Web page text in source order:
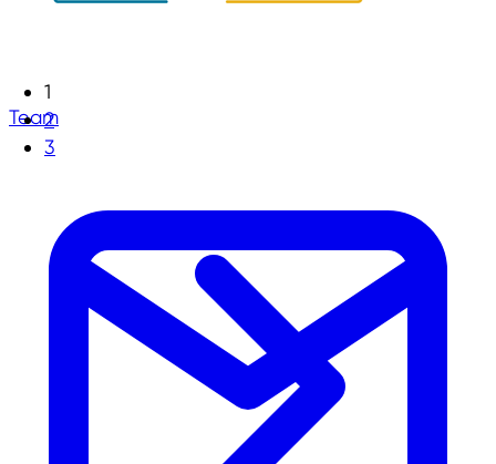
Team
1
2
3